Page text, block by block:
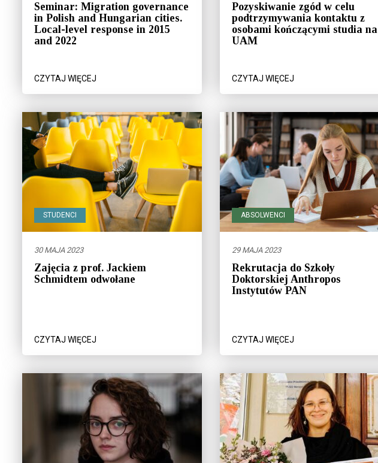
Seminar: Migration governance
in Polish and Hungarian cities.
Local-level response in 2015
and 2022
CZYTAJ WIĘCEJ
Pozyskiwanie zgód w celu
podtrzymywania kontaktu z
osobami kończącymi studia na
UAM
CZYTAJ WIĘCEJ
STUDENCI
30 MAJA 2023
Zajęcia z prof. Jackiem
Schmidtem odwołane
CZYTAJ WIĘCEJ
ABSOLWENCI
29 MAJA 2023
Rekrutacja do Szkoły
Doktorskiej Anthropos
Instytutów PAN
CZYTAJ WIĘCEJ